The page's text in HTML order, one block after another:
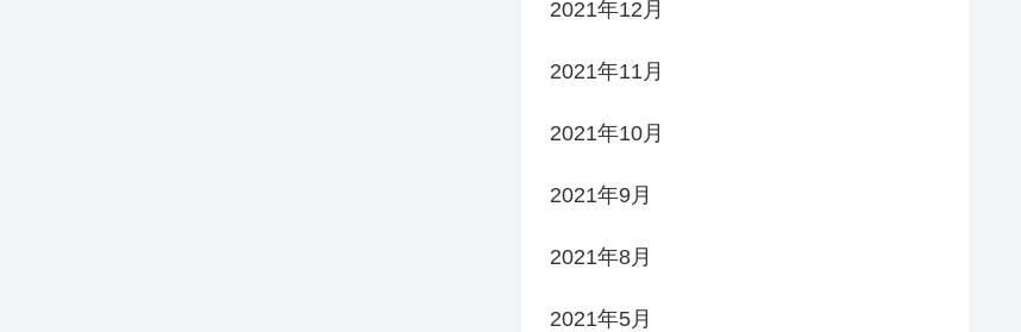
2021年12月
2021年11月
2021年10月
2021年9月
2021年8月
2021年5月